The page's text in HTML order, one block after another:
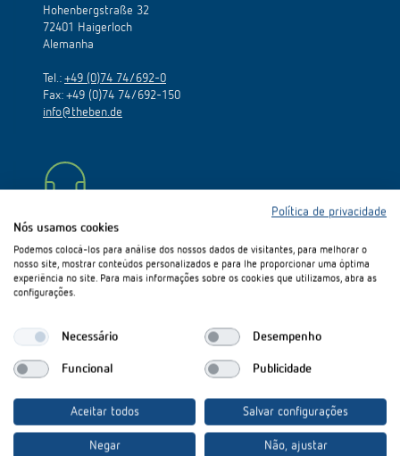
Controlo da hora e da luz
Controlo da climatização
Comutação e regulação de LEDs
Referências
Informações atuais
Ambiente
Linha direta
Pessoa de contacto
Consulta
Como chegar
Pesquisador de produtos
Smart Metering
Hohenbergstraße 32
72401 Haigerloch
Alemanha
Tel.: +49 (0)74 74/692-0
Fax: +49 (0)74 74/692-150
info@theben.de
Linha direta
De segunda a sexta-feira: das 9:00 às 13:00 e das 14:00 às
18:00 h
Mário Guerreiro
mario@duarteneves.pt
Política de privacidade
Nós usamos cookies
Podemos colocá-los para análise dos nossos dados de visitantes, para melhorar o
nosso site, mostrar conteúdos personalizados e para lhe proporcionar uma óptima
experiência no site. Para mais informações sobre os cookies que utilizamos, abra as
configurações.
Necessário Desempenho
Funcional Publicidade
Aceitar todos Salvar configurações
Negar Não, ajustar